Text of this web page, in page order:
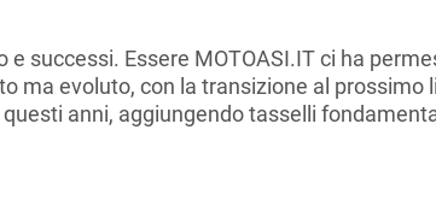
successi. Essere MOTOASI.IT ci ha
ma evoluto, con la transizione al prossimo
anni, aggiungendo tasselli